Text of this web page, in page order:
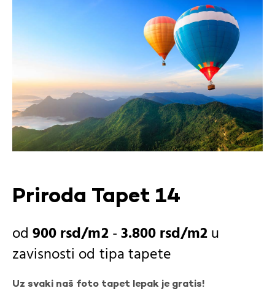
Priroda Tapet 14
900rsd -3.800rsd
u
zavisnosti od tipa tapete
Uz svaki naš foto tapet lepak je gratis!